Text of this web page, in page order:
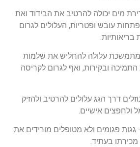
מים יכולה להרטיב את הבידוד ואת
עובש ופטריות, העלולים לגרום
בריאותיות.
מתמשכת עלולה להחליש את שלמות
ובקירות, ואף לגרום לקריסה
דרך הגג עלולים להרטיב ולהזיק
ולחפצים אישיים.
גגות פגומים ולא מטופלים מורידים את
בעתיד.